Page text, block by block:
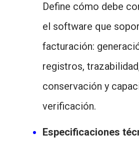
Define cómo debe
el software que
facturación:
registros,
conservación y
verificación.
Especificaciones